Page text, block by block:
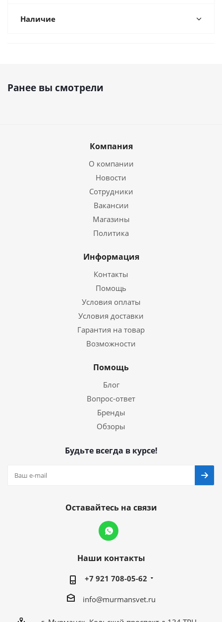
Наличие
Ранее вы смотрели
Компания
О компании
Новости
Сотрудники
Вакансии
Магазины
Политика
Информация
Контакты
Помощь
Условия оплаты
Условия доставки
Гарантия на товар
Возможности
Помощь
Блог
Вопрос-ответ
Бренды
Обзоры
Будьте всегда в курсе!
Оставайтесь на связи
Наши контакты
+7 921 708-05-62
info@murmansvet.ru